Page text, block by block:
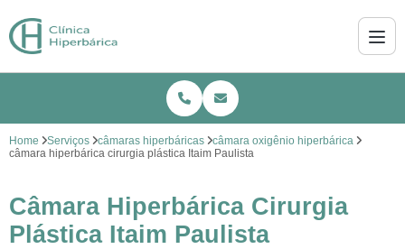
Home Serviços câmaras hiperbáricas
câmara oxigênio hiperbárica
câmara hiperbárica cirurgia plástica Itaim Paulista
Câmara Hiperbárica Cirurgia
Plástica Itaim Paulista